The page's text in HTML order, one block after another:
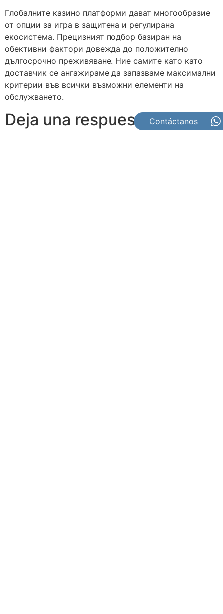
Глобалните казино платформи дават многообразие
от опции за игра в защитена и регулирана
екосистема. Прецизният подбор базиран на
обективни фактори довежда до положително
дългосрочно преживяване. Ние самите като като
доставчик се ангажираме да запазваме максимални
критерии във всички възможни елементи на
обслужването.
Deja una respuestaContáctanos